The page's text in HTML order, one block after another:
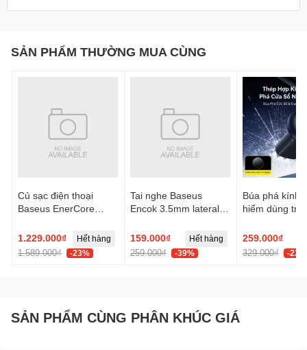
SẢN PHẨM THƯỜNG MUA CÙNG
Củ sạc điện thoại
Baseus EnerCore
with Dual Retractable
Cables 3C 67W US -
Đen, Model:
1.229.000₫
1.589.000₫ -23%
Hết hàng
Tai nghe Baseus
Encok 3.5mm lateral
Trắng, Model:
NGCR020002
159.000₫
259.000₫ -39%
Hết hàng
Búa phá kính
hiểm dùng
Double
Safety
259.000₫
329.000₫ -22%
SẢN PHẨM CÙNG PHÂN KHÚC GIÁ